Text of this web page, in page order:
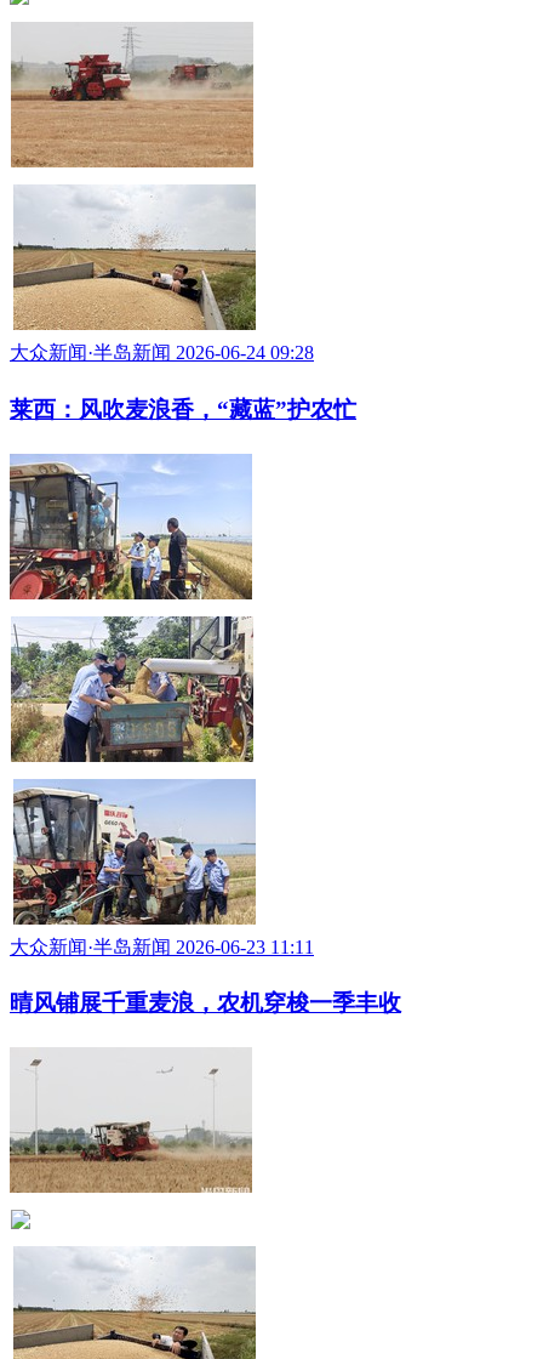
大众新闻·半岛新闻 2026-06-24 09:28
莱西：风吹麦浪香，“藏蓝”护农忙
大众新闻·半岛新闻 2026-06-23 11:11
晴风铺展千重麦浪，农机穿梭一季丰收